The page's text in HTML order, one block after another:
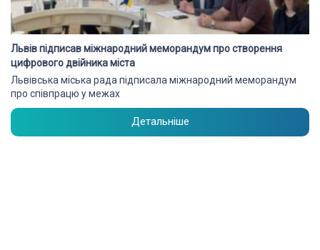
Львів підписав міжнародний меморандум про створення
цифрового двійника міста
Львівська міська рада підписала міжнародний меморандум
про співпрацю у межах
Детальніше